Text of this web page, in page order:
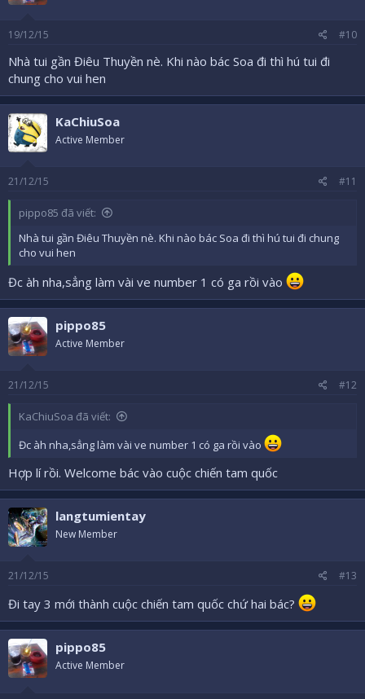
19/12/15 #10
Nhà tui gần Điêu Thuyền nè. Khi nào bác Soa đi thì hú tui đi
chung cho vui hen
KaChiuSoa
Active Member
21/12/15 #11
pippo85 đã viết:
Nhà tui gần Điêu Thuyền nè. Khi nào bác Soa đi thì hú tui đi chung
cho vui hen
Đc àh nha,sẳng làm vài ve number 1 có ga rồi vào
pippo85
Active Member
21/12/15 #12
KaChiuSoa đã viết:
Đc àh nha,sẳng làm vài ve number 1 có ga rồi vào
Hợp lí rồi. Welcome bác vào cuộc chiến tam quốc
langtumientay
New Member
21/12/15 #13
Đi tay 3 mới thành cuộc chiến tam quốc chứ hai bác?
pippo85
Active Member